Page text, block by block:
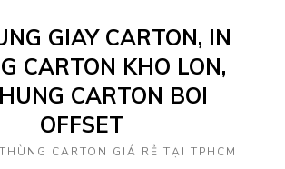
GIAY CARTON, IN
CARTON KHO LON,
CARTON BOI
OFFSET
CARTON GIÁ RẺ TẠI TPHCM